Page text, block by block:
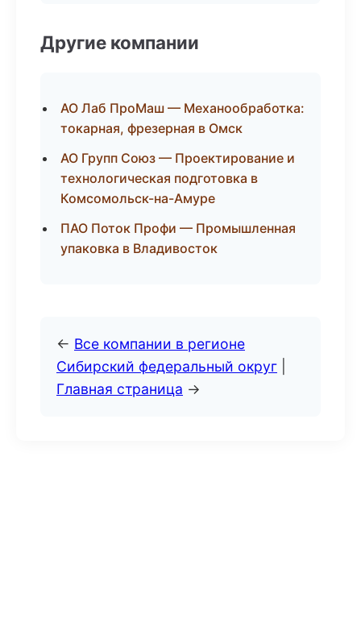
Другие компании
АО Лаб ПроМаш — Механообработка:
токарная, фрезерная в Омск
АО Групп Союз — Проектирование и
технологическая подготовка в
Комсомольск-на-Амуре
ПАО Поток Профи — Промышленная
упаковка в Владивосток
← Все компании в регионе
Сибирский федеральный округ
Главная страница →